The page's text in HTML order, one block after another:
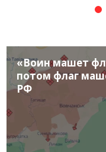
«Воин машет
потом флаг
РФ